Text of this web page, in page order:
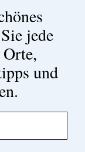
jede
Orte,
und